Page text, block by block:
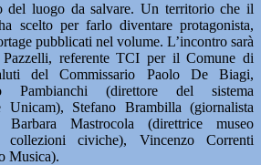
del luogo da salvare. Un territorio che il
scelto per farlo diventare protagonista,
pubblicati nel volume. L’incontro sarà
Pazzelli, referente TCI per il Comune di
del Commissario Paolo De Biagi,
Pambianchi (direttore del sistema
Unicam), Stefano Brambilla (giornalista
Mastrocola (direttrice museo
collezioni civiche), Vincenzo Correnti
Musica).